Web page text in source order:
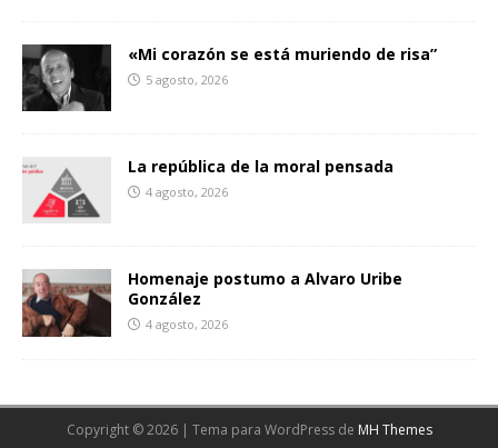
«Mi corazón se está muriendo de risa”
5 agosto, 2026
La república de la moral pensada
4 agosto, 2026
Homenaje postumo a Alvaro Uribe
González
4 agosto, 2026
Copyright © 2026 | Tema para WordPress de MH Themes